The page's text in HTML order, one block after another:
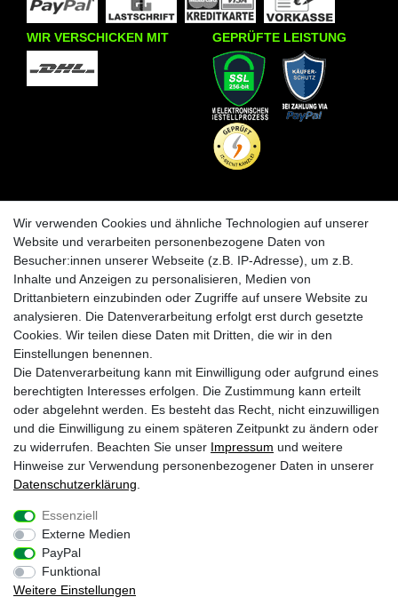
WIR VERSCHICKEN MIT GEPRÜFTE LEISTUNG
INFORMATIONEN
Zahlungs- und Versandinfos
Retourenabwicklung
Batteriehinweise
Frequently Asked Questions
KRAZY8
Laden in Essen
Über uns
BLEIB VERBUNDEN
Krazy8 @ Facebook
Krazy8 @ Instagram
Zahlungseingang
Gilt für Lieferungen nach Deutschland (Lieferzeit bei Vorkasse 3-4 Werktage ab
Zahlungsanweisung). Lieferzeiten für andere Länder und Informationen zur
Berechnung des Liefertermins siehe
Zahlungs- & Versandinfos
* inkl. gesetzl. MwSt. zzgl. Versandkosten
Wir verwenden Cookies und ähnliche Technologien auf unserer
Website und verarbeiten personenbezogene Daten von
Besucher:innen unserer Webseite (z.B. IP-Adresse), um z.B.
Inhalte und Anzeigen zu personalisieren, Medien von
Drittanbietern einzubinden oder Zugriffe auf unsere Website zu
analysieren. Die Datenverarbeitung erfolgt erst durch gesetzte
Cookies. Wir teilen diese Daten mit Dritten, die wir in den
Einstellungen benennen.
Die Datenverarbeitung kann mit Einwilligung oder aufgrund eines
berechtigten Interesses erfolgen. Die Zustimmung kann erteilt
oder abgelehnt werden. Es besteht das Recht, nicht einzuwilligen
und die Einwilligung zu einem späteren Zeitpunkt zu ändern oder
zu widerrufen. Beachten Sie unser Impressum und weitere
Hinweise zur Verwendung personenbezogener Daten in unserer
Daten­schutz­erklärung
Essenziell
Externe Medien
PayPal
Funktional
Weitere Einstellungen
Impressum